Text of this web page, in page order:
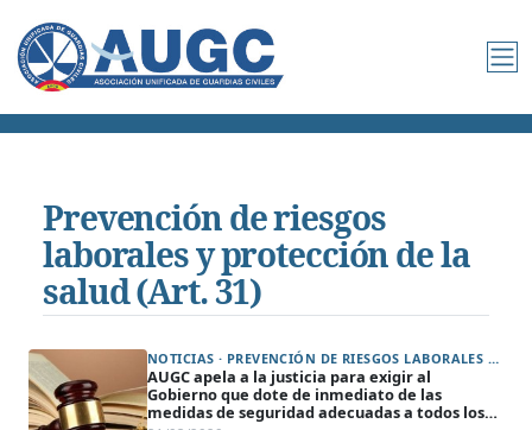
Prevención de riesgos
laborales y protección de la
salud (Art. 31)
NOTICIAS · PREVENCIÓN DE RIESGOS LABORALES Y PROTECCIÓN DE LA SALUD (ART. 31)
AUGC apela a la justicia para exigir al
Gobierno que dote de inmediato de las
medidas de seguridad adecuadas a todos los